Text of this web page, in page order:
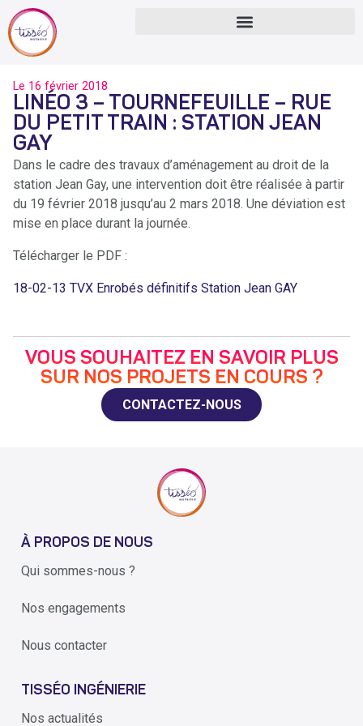
Le 16 février 2018
LINÉO 3 – TOURNEFEUILLE – RUE
DU PETIT TRAIN : STATION JEAN
GAY
Dans le cadre des travaux d’aménagement au droit de la
station Jean Gay, une intervention doit être réalisée à partir
du 19 février 2018 jusqu’au 2 mars 2018. Une déviation est
mise en place durant la journée.
Télécharger le PDF :
18-02-13 TVX Enrobés définitifs Station Jean GAY
VOUS SOUHAITEZ EN SAVOIR PLUS
SUR NOS PROJETS EN COURS ?
CONTACTEZ-NOUS
À PROPOS DE NOUS
Qui sommes-nous ?
Nos engagements
Nous contacter
TISSÉO INGÉNIERIE
Nos actualités